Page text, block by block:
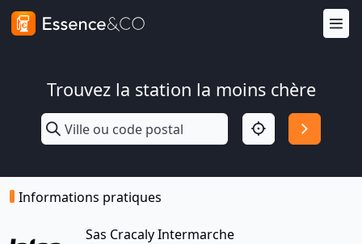
Trouvez la station la moins chère
Informations pratiques
Sas Cracaly Intermarche